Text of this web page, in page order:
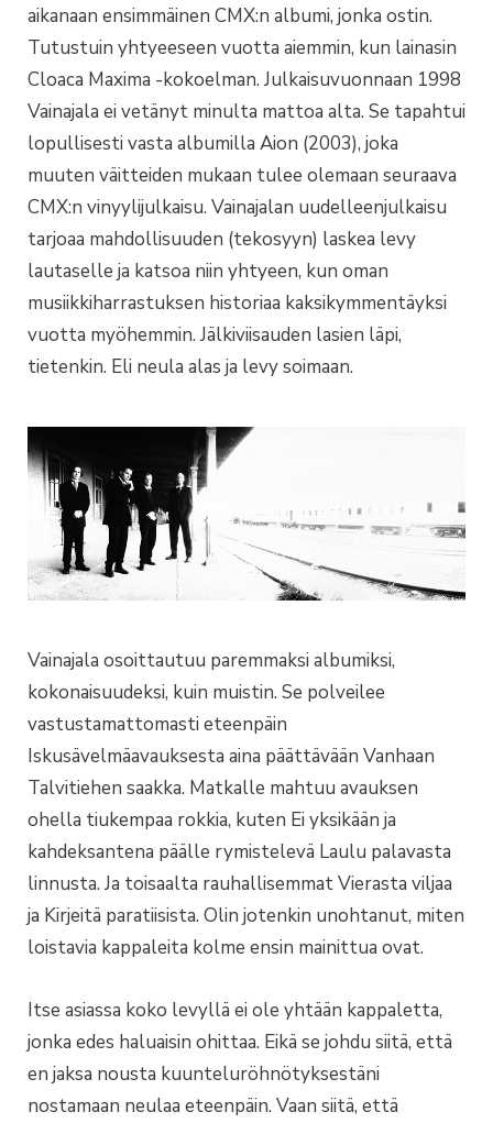
aikanaan ensimmäinen CMX:n albumi, jonka ostin.
Tutustuin yhtyeeseen vuotta aiemmin, kun lainasin
Cloaca Maxima -kokoelman. Julkaisuvuonnaan 1998
Vainajala ei vetänyt minulta mattoa alta. Se tapahtui
lopullisesti vasta albumilla Aion (2003), joka
muuten väitteiden mukaan tulee olemaan seuraava
CMX:n vinyylijulkaisu. Vainajalan uudelleenjulkaisu
tarjoaa mahdollisuuden (tekosyyn) laskea levy
lautaselle ja katsoa niin yhtyeen, kun oman
musiikkiharrastuksen historiaa kaksikymmentäyksi
vuotta myöhemmin. Jälkiviisauden lasien läpi,
tietenkin. Eli neula alas ja levy soimaan.
Vainajala osoittautuu paremmaksi albumiksi,
kokonaisuudeksi, kuin muistin. Se polveilee
vastustamattomasti eteenpäin
Iskusävelmäavauksesta aina päättävään Vanhaan
Talvitiehen saakka. Matkalle mahtuu avauksen
ohella tiukempaa rokkia, kuten Ei yksikään ja
kahdeksantena päälle rymistelevä Laulu palavasta
linnusta. Ja toisaalta rauhallisemmat Vierasta viljaa
ja Kirjeitä paratiisista. Olin jotenkin unohtanut, miten
loistavia kappaleita kolme ensin mainittua ovat.
Itse asiassa koko levyllä ei ole yhtään kappaletta,
jonka edes haluaisin ohittaa. Eikä se johdu siitä, että
en jaksa nousta kuunteluröhnötyksestäni
nostamaan neulaa eteenpäin. Vaan siitä, että